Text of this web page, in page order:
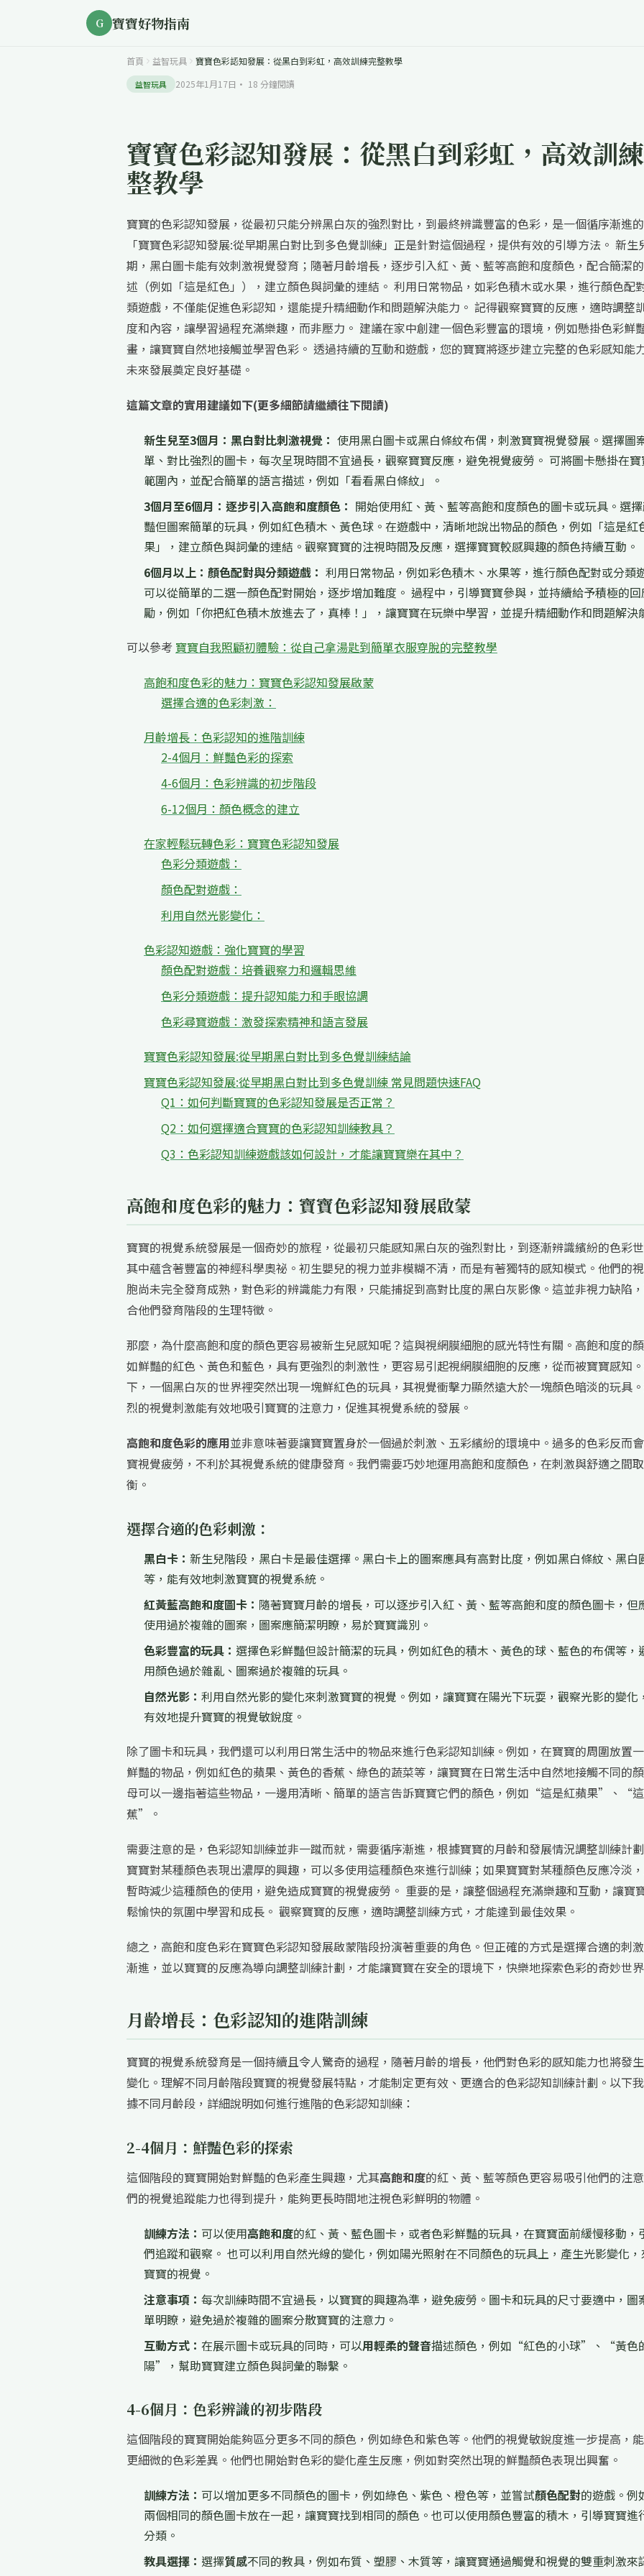
G 寶寶好物指南
首頁 益智玩具 寶寶色彩認知發展：從黑白到彩虹，高效訓練完整教學
益智玩具 2025年1月17日 · 18 分鐘閱讀
寶寶色彩認知發展：從黑白到彩虹，高效訓
整教學
寶寶的色彩認知發展，從最初只能分辨黑白灰的強烈對比，到最終辨識豐富的色彩，是一個循序漸進
「寶寶色彩認知發展:從早期黑白對比到多色覺訓練」正是針對這個過程，提供有效的引導方法。 新生
期，黑白圖卡能有效刺激視覺發育；隨著月齡增長，逐步引入紅、黃、藍等高飽和度顏色，配合簡潔
述（例如「這是紅色」），建立顏色與詞彙的連結。 利用日常物品，如彩色積木或水果，進行顏色配
類遊戲，不僅能促進色彩認知，還能提升精細動作和問題解決能力。 記得觀察寶寶的反應，適時調整
度和內容，讓學習過程充滿樂趣，而非壓力。 建議在家中創建一個色彩豐富的環境，例如懸掛色彩鮮
畫，讓寶寶自然地接觸並學習色彩。 透過持續的互動和遊戲，您的寶寶將逐步建立完整的色彩感知能
未來發展奠定良好基礎。
這篇文章的實用建議如下(更多細節請繼續往下閱讀)
新生兒至3個月：黑白對比刺激視覺： 使用黑白圖卡或黑白條紋布偶，刺激寶寶視覺發展。選擇圖
單、對比強烈的圖卡，每次呈現時間不宜過長，觀察寶寶反應，避免視覺疲勞。 可將圖卡懸掛在
範圍內，並配合簡單的語言描述，例如「看看黑白條紋」。
3個月至6個月：逐步引入高飽和度顏色： 開始使用紅、黃、藍等高飽和度顏色的圖卡或玩具。選
豔但圖案簡單的玩具，例如紅色積木、黃色球。在遊戲中，清晰地說出物品的顏色，例如「這是紅
果」，建立顏色與詞彙的連結。觀察寶寶的注視時間及反應，選擇寶寶較感興趣的顏色持續互動。
6個月以上：顏色配對與分類遊戲： 利用日常物品，例如彩色積木、水果等，進行顏色配對或分類
可以從簡單的二選一顏色配對開始，逐步增加難度。 過程中，引導寶寶參與，並持續給予積極的
勵，例如「你把紅色積木放進去了，真棒！」，讓寶寶在玩樂中學習，並提升精細動作和問題解決
可以參考 寶寶自我照顧初體驗：從自己拿湯匙到簡單衣服穿脫的完整教學
高飽和度色彩的魅力：寶寶色彩認知發展啟蒙
選擇合適的色彩刺激：
月齡增長：色彩認知的進階訓練
2-4個月：鮮豔色彩的探索
4-6個月：色彩辨識的初步階段
6-12個月：顏色概念的建立
在家輕鬆玩轉色彩：寶寶色彩認知發展
色彩分類遊戲：
顏色配對遊戲：
利用自然光影變化：
色彩認知遊戲：強化寶寶的學習
顏色配對遊戲：培養觀察力和邏輯思維
色彩分類遊戲：提升認知能力和手眼協調
色彩尋寶遊戲：激發探索精神和語言發展
寶寶色彩認知發展:從早期黑白對比到多色覺訓練結論
寶寶色彩認知發展:從早期黑白對比到多色覺訓練 常見問題快速FAQ
Q1：如何判斷寶寶的色彩認知發展是否正常？
Q2：如何選擇適合寶寶的色彩認知訓練教具？
Q3：色彩認知訓練遊戲該如何設計，才能讓寶寶樂在其中？
高飽和度色彩的魅力：寶寶色彩認知發展啟蒙
寶寶的視覺系統發展是一個奇妙的旅程，從最初只能感知黑白灰的強烈對比，到逐漸辨識繽紛的色彩
其中蘊含著豐富的神經科學奧祕。初生嬰兒的視力並非模糊不清，而是有著獨特的感知模式。他們的
胞尚未完全發育成熟，對色彩的辨識能力有限，只能捕捉到高對比度的黑白灰影像。這並非視力缺陷
合他們發育階段的生理特徵。
那麼，為什麼高飽和度的顏色更容易被新生兒感知呢？這與視網膜細胞的感光特性有關。高飽和度的
如鮮豔的紅色、黃色和藍色，具有更強烈的刺激性，更容易引起視網膜細胞的反應，從而被寶寶感知
下，一個黑白灰的世界裡突然出現一塊鮮紅色的玩具，其視覺衝擊力顯然遠大於一塊顏色暗淡的玩具
烈的視覺刺激能有效地吸引寶寶的注意力，促進其視覺系統的發展。
高飽和度色彩的應用並非意味著要讓寶寶置身於一個過於刺激、五彩繽紛的環境中。過多的色彩反而
寶視覺疲勞，不利於其視覺系統的健康發育。我們需要巧妙地運用高飽和度顏色，在刺激與舒適之間
衡。
選擇合適的色彩刺激：
黑白卡： 新生兒階段，黑白卡是最佳選擇。黑白卡上的圖案應具有高對比度，例如黑白條紋、黑白
等，能有效地刺激寶寶的視覺系統。
紅黃藍高飽和度圖卡： 隨著寶寶月齡的增長，可以逐步引入紅、黃、藍等高飽和度的顏色圖卡，但
使用過於複雜的圖案，圖案應簡潔明瞭，易於寶寶識別。
色彩豐富的玩具： 選擇色彩鮮豔但設計簡潔的玩具，例如紅色的積木、黃色的球、藍色的布偶等，
用顏色過於雜亂、圖案過於複雜的玩具。
自然光影： 利用自然光影的變化來刺激寶寶的視覺。例如，讓寶寶在陽光下玩耍，觀察光影的變化
有效地提升寶寶的視覺敏銳度。
除了圖卡和玩具，我們還可以利用日常生活中的物品來進行色彩認知訓練。例如，在寶寶的周圍放置
鮮豔的物品，例如紅色的蘋果、黃色的香蕉、綠色的蔬菜等，讓寶寶在日常生活中自然地接觸不同的
母可以一邊指著這些物品，一邊用清晰、簡單的語言告訴寶寶它們的顏色，例如“這是紅蘋果”、“
蕉”。
需要注意的是，色彩認知訓練並非一蹴而就，需要循序漸進，根據寶寶的月齡和發展情況調整訓練計
寶寶對某種顏色表現出濃厚的興趣，可以多使用這種顏色來進行訓練；如果寶寶對某種顏色反應冷淡
暫時減少這種顏色的使用，避免造成寶寶的視覺疲勞。 重要的是，讓整個過程充滿樂趣和互動，讓寶
鬆愉快的氛圍中學習和成長。 觀察寶寶的反應，適時調整訓練方式，才能達到最佳效果。
總之，高飽和度色彩在寶寶色彩認知發展啟蒙階段扮演著重要的角色。但正確的方式是選擇合適的刺
漸進，並以寶寶的反應為導向調整訓練計劃，才能讓寶寶在安全的環境下，快樂地探索色彩的奇妙世界
月齡增長：色彩認知的進階訓練
寶寶的視覺系統發育是一個持續且令人驚奇的過程，隨著月齡的增長，他們對色彩的感知能力也將發
變化。理解不同月齡階段寶寶的視覺發展特點，才能制定更有效、更適合的色彩認知訓練計劃。以下
據不同月齡段，詳細說明如何進行進階的色彩認知訓練：
2-4個月：鮮豔色彩的探索
這個階段的寶寶開始對鮮豔的色彩產生興趣，尤其高飽和度的紅、黃、藍等顏色更容易吸引他們的注
們的視覺追蹤能力也得到提升，能夠更長時間地注視色彩鮮明的物體。
訓練方法： 可以使用高飽和度的紅、黃、藍色圖卡，或者色彩鮮豔的玩具，在寶寶面前緩慢移動，
們追蹤和觀察。 也可以利用自然光線的變化，例如陽光照射在不同顏色的玩具上，產生光影變化
寶寶的視覺。
注意事項： 每次訓練時間不宜過長，以寶寶的興趣為準，避免疲勞。圖卡和玩具的尺寸要適中，圖
單明瞭，避免過於複雜的圖案分散寶寶的注意力。
互動方式： 在展示圖卡或玩具的同時，可以用輕柔的聲音描述顏色，例如“紅色的小球”、“黃色
陽”，幫助寶寶建立顏色與詞彙的聯繫。
4-6個月：色彩辨識的初步階段
這個階段的寶寶開始能夠區分更多不同的顏色，例如綠色和紫色等。他們的視覺敏銳度進一步提高，
更細微的色彩差異。他們也開始對色彩的變化產生反應，例如對突然出現的鮮豔顏色表現出興奮。
訓練方法： 可以增加更多不同顏色的圖卡，例如綠色、紫色、橙色等，並嘗試顏色配對的遊戲。例
兩個相同的顏色圖卡放在一起，讓寶寶找到相同的顏色。也可以使用顏色豐富的積木，引導寶寶進
分類。
教具選擇： 選擇質感不同的教具，例如布質、塑膠、木質等，讓寶寶通過觸覺和視覺的雙重刺激來